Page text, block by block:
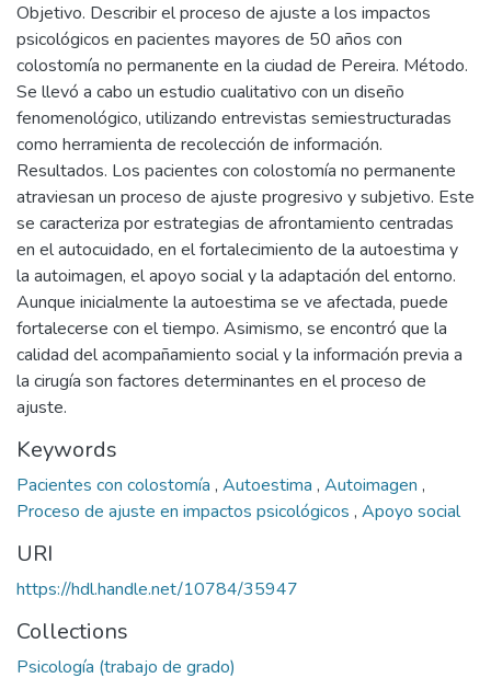
Objetivo. Describir el proceso de ajuste a los impactos
psicológicos en pacientes mayores de 50 años con
colostomía no permanente en la ciudad de Pereira. Método.
Se llevó a cabo un estudio cualitativo con un diseño
fenomenológico, utilizando entrevistas semiestructuradas
como herramienta de recolección de información.
Resultados. Los pacientes con colostomía no permanente
atraviesan un proceso de ajuste progresivo y subjetivo. Este
se caracteriza por estrategias de afrontamiento centradas
en el autocuidado, en el fortalecimiento de la autoestima y
la autoimagen, el apoyo social y la adaptación del entorno.
Aunque inicialmente la autoestima se ve afectada, puede
fortalecerse con el tiempo. Asimismo, se encontró que la
calidad del acompañamiento social y la información previa a
la cirugía son factores determinantes en el proceso de
ajuste.
Keywords
Pacientes con colostomía , Autoestima , Autoimagen ,
Proceso de ajuste en impactos psicológicos , Apoyo social
URI
https://hdl.handle.net/10784/35947
Collections
Psicología (trabajo de grado)